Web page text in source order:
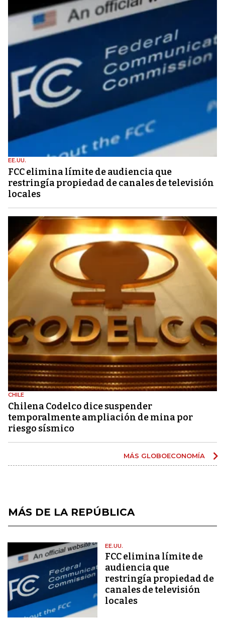
EE.UU.
FCC elimina límite de audiencia que
restringía propiedad de canales de televisión
locales
CHILE
Chilena Codelco dice suspender
temporalmente ampliación de mina por
riesgo sísmico
MÁS GLOBOECONOMÍA
MÁS DE LA REPÚBLICA
EE.UU.
FCC elimina límite de
audiencia que
restringía propiedad de
canales de televisión
locales